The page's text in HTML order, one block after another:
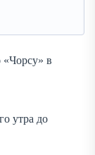
в
утра до